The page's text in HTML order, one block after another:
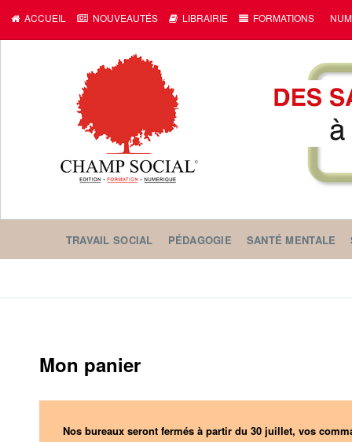
ACCUEIL NOUVEAUTÉS LIBRAIRIE FORMATIONS
TRAVAIL SOCIAL PÉDAGOGIE SANTÉ MENTALE
Mon panier
Nos bureaux seront fermés à partir du 30 juillet, vos